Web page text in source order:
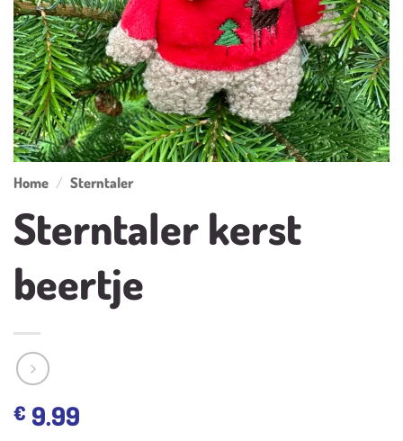
Home / Sterntaler
Sterntaler kerst
beertje
€ 9.99